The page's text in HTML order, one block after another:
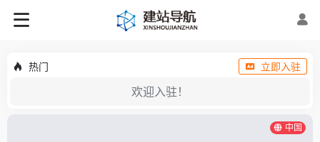
热门 立即入驻
欢迎入驻！
中国